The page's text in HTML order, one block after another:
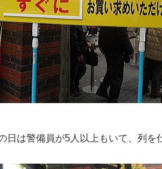
日は警備員が5人以上もいて、列を